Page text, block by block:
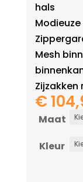
hals
Mesh
Zijzakken
€
Maat
Kleur